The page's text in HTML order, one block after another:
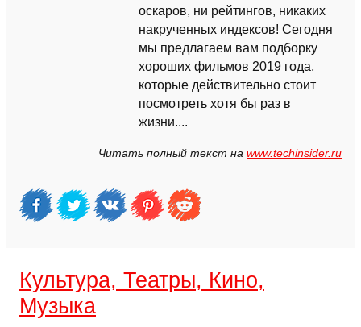
оскаров, ни рейтингов, никаких
накрученных индексов! Сегодня
мы предлагаем вам подборку
хороших фильмов 2019 года,
которые действительно стоит
посмотреть хотя бы раз в
жизни....
Читать полный текст на www.techinsider.ru
Культура, Театры, Кино,
Музыка